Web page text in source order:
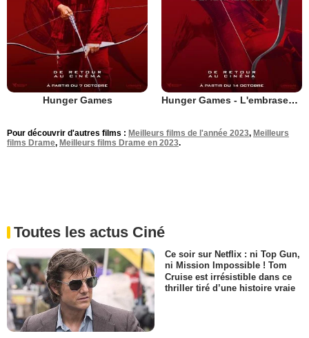
Hunger Games Hunger Games - L'embrasement
Pour découvrir d'autres films : Meilleurs films de l'année 2023, Meilleurs
films Drame, Meilleurs films Drame en 2023.
Toutes les actus Ciné
Ce soir sur Netflix : ni Top Gun,
ni Mission Impossible ! Tom
Cruise est irrésistible dans ce
thriller tiré d’une histoire vraie